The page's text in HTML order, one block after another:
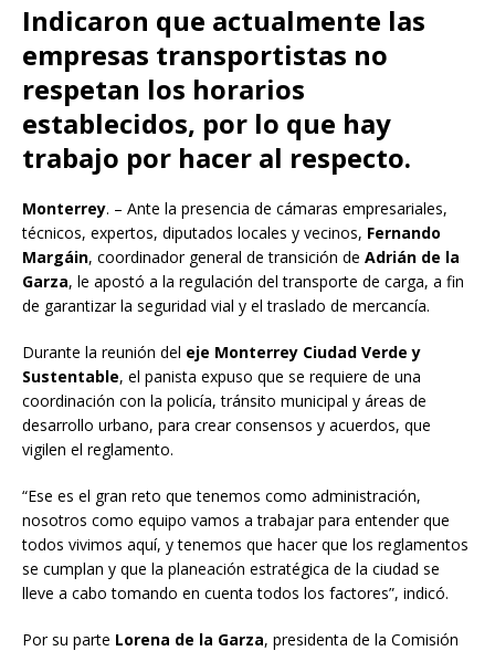
Indicaron que actualmente las
empresas transportistas no
respetan los horarios
establecidos, por lo que hay
trabajo por hacer al respecto.
Monterrey. – Ante la presencia de cámaras empresariales,
técnicos, expertos, diputados locales y vecinos, Fernando
Margáin, coordinador general de transición de Adrián de la
Garza, le apostó a la regulación del transporte de carga, a fin
de garantizar la seguridad vial y el traslado de mercancía.
Durante la reunión del eje Monterrey Ciudad Verde y
Sustentable, el panista expuso que se requiere de una
coordinación con la policía, tránsito municipal y áreas de
desarrollo urbano, para crear consensos y acuerdos, que
vigilen el reglamento.
“Ese es el gran reto que tenemos como administración,
nosotros como equipo vamos a trabajar para entender que
todos vivimos aquí, y tenemos que hacer que los reglamentos
se cumplan y que la planeación estratégica de la ciudad se
lleve a cabo tomando en cuenta todos los factores”, indicó.
Por su parte Lorena de la Garza, presidenta de la Comisión